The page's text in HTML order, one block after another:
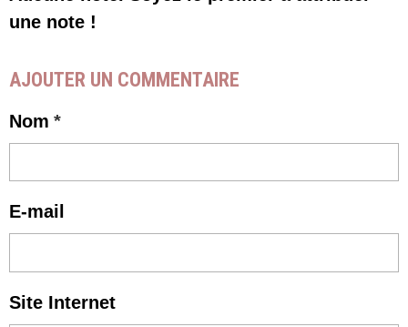
une note !
AJOUTER UN COMMENTAIRE
Nom
E-mail
Site Internet